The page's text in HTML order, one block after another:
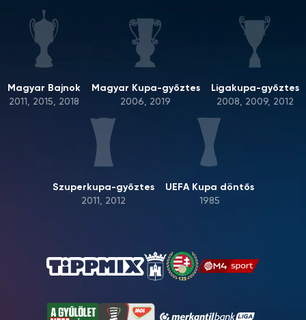
Magyar Bajnok
2011, 2015, 2018
Magyar Kupa-győztes
2006, 2019
Ligakupa-győztes
2008, 2009, 2012
Szuperkupa-győztes
2011, 2012
UEFA Kupa döntős
1985